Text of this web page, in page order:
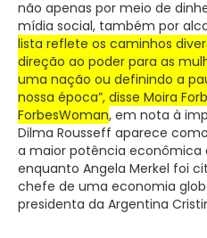
não apenas por meio de
mídia social, também por
lista reflete os caminhos
direção ao poder para as
uma nação ou definindo a
nossa época”, disse Moira
ForbesWoman, em nota à
Dilma Rousseff aparece
a maior potência econômica
enquanto Angela Merkel foi
chefe de uma economia
presidenta da Argentina